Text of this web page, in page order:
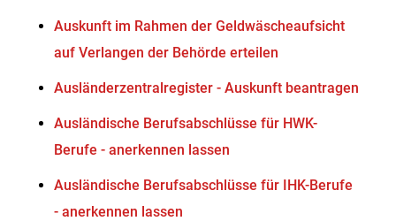
Auskunft im Rahmen der Geldwäscheaufsicht
auf Verlangen der Behörde erteilen
Ausländerzentralregister - Auskunft beantragen
Ausländische Berufsabschlüsse für HWK-
Berufe - anerkennen lassen
Ausländische Berufsabschlüsse für IHK-Berufe
- anerkennen lassen